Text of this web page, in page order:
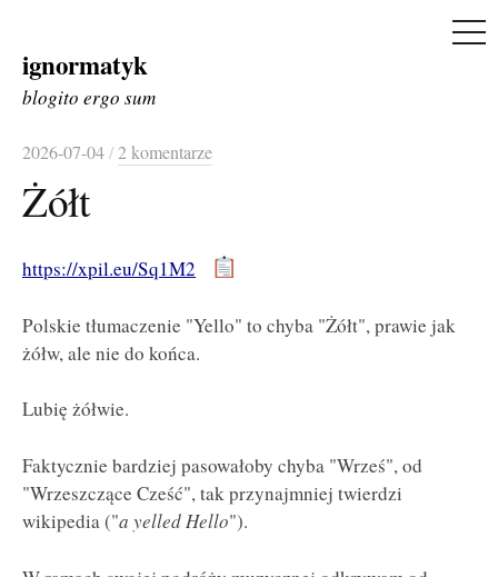
Skip
to
ignormatyk
blogito ergo sum
2026-07-04/2 komentarze
Żółt
https://xpil.eu/Sq1M2
Polskie tłumaczenie "Yello" to chyba "Żółt", prawie jak
żółw, ale nie do końca.
Lubię żółwie.
Faktycznie bardziej pasowałoby chyba "Wrześ", od
"Wrzeszczące Cześć", tak przynajmniej twierdzi
wikipedia ("a yelled Hello").